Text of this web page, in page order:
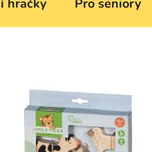
hračky Pro seniory